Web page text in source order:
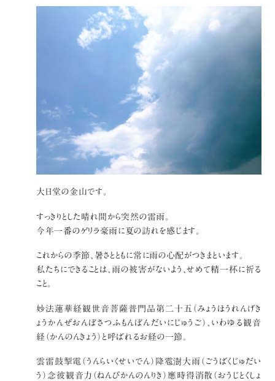
大日堂の金山です。
すっきりとした晴れ間から突然の雷雨。
今年一番のゲリラ豪雨に夏の訪れを感じます。
これからの季節、暑さとともに常に雨の心配がつきまといます。
私たちにできることは、雨の被害がないよう、せめて精一杯に祈る
こと。
妙法蓮華経観世音菩薩普門品第二十五（みょうほうれんげき
ょうかんぜおんぼさつふもんぼんだいにじゅうご）、いわゆる観音
経（かんのんきょう）と呼ばれるお経の一節。
雲雷鼓掣電（うんらいくせいでん）降雹澍大雨（ごうばくじゅだい
う）念彼観音力（ねんぴかんのんりき）應時得消散（おうじとくしょ